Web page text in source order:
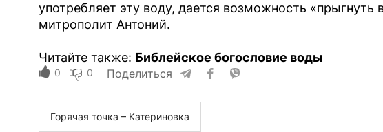
употребляет эту воду, дается возможность «прыгнуть
митрополит Антоний.
Читайте также: Библейское богословие воды
0 0 Поделиться
Горячая точка – Катериновка